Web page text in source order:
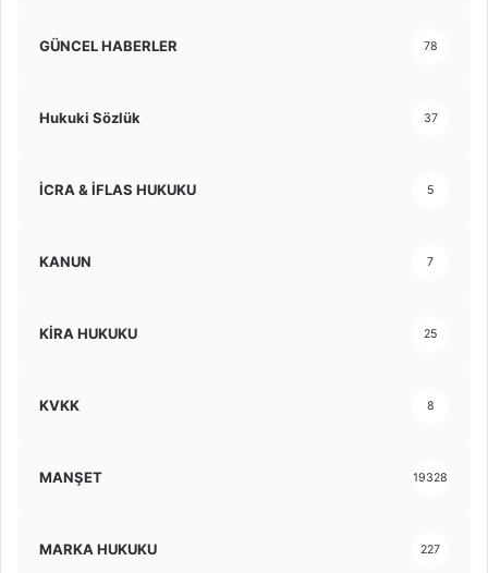
GÜNCEL HABERLER 78
Hukuki Sözlük 37
İCRA & İFLAS HUKUKU 5
KANUN 7
KİRA HUKUKU 25
KVKK 8
MANŞET 19328
MARKA HUKUKU 227